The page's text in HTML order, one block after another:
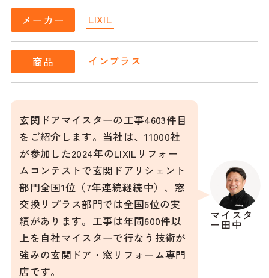
メーカー LIXIL
商品 インプラス
マイスタ
ー田中
玄関ドアマイスターの工事4603件目
をご紹介します。当社は、11000社
が参加した2024年のLIXILリフォー
ムコンテストで玄関ドアリシェント
部門全国1位（7年連続継続中）、窓
交換リプラス部門では全国6位の実
績があります。工事は年間600件以
上を自社マイスターで行なう技術が
強みの玄関ドア・窓リフォーム専門
店です。